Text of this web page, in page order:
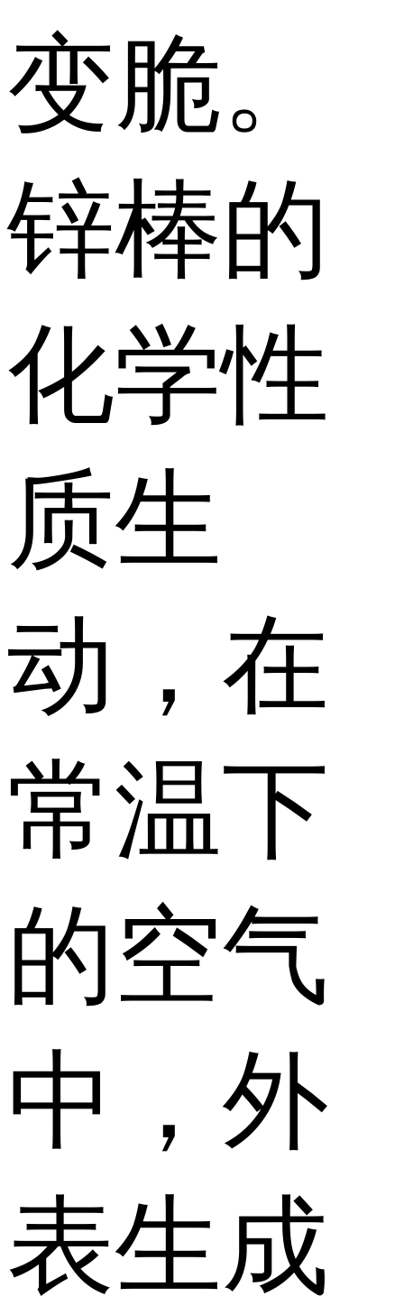
变脆。
锌棒的
化学性
质生
动，在
常温下
的空气
中，外
表生成